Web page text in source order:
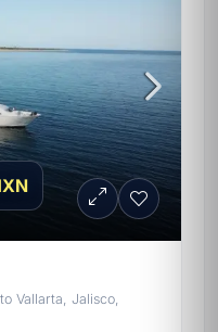
Vallarta, Jalisco,